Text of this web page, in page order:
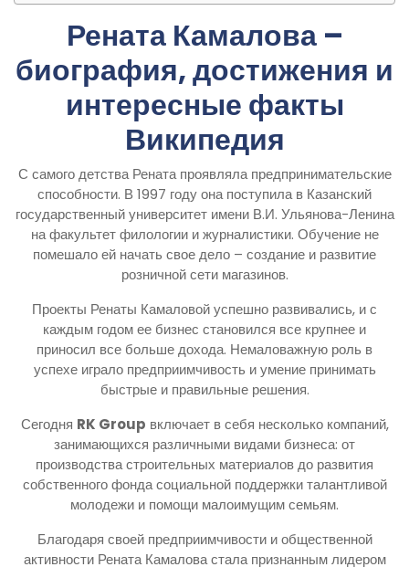
Рената Камалова –
биография, достижения и
интересные факты
Википедия
С самого детства Рената проявляла предпринимательские
способности. В 1997 году она поступила в Казанский
государственный университет имени В.И. Ульянова-Ленина
на факультет филологии и журналистики. Обучение не
помешало ей начать свое дело – создание и развитие
розничной сети магазинов.
Проекты Ренаты Камаловой успешно развивались, и с
каждым годом ее бизнес становился все крупнее и
приносил все больше дохода. Немаловажную роль в
успехе играло предприимчивость и умение принимать
быстрые и правильные решения.
Сегодня RK Group включает в себя несколько компаний,
занимающихся различными видами бизнеса: от
производства строительных материалов до развития
собственного фонда социальной поддержки талантливой
молодежи и помощи малоимущим семьям.
Благодаря своей предприимчивости и общественной
активности Рената Камалова стала признанным лидером